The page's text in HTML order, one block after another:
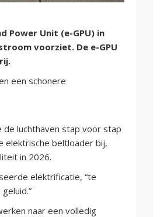
Power Unit (e-GPU) in
voorziet. De e-GPU
een schonere
luchthaven stap voor stap
elektrische beltloader bij,
in 2026.
elektrificatie, “te
naar een volledig